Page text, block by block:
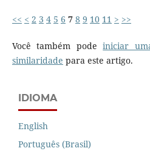
<< < 2 3 4 5 6 7 8 9 10 11 > >>
Você também podeiniciar
similaridade para este artigo.
IDIOMA
English
Português (Brasil)